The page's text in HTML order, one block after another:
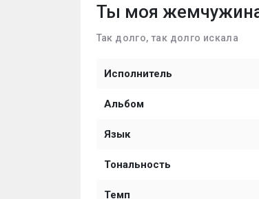
Ты моя
Так долго, так долго искала
Исполнитель
Альбом
Язык
Тональность
Темп